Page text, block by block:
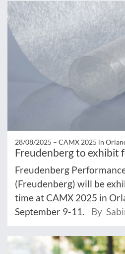
28/08/2025 – CAMX 2025 in
Freudenberg to exhibit
Freudenberg
(Freudenberg) will be
time at CAMX 2025 in
September 9-11.
By